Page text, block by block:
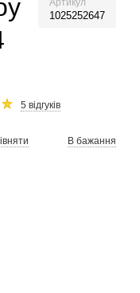
Артикул
1025252647
5 відгуків
В бажання